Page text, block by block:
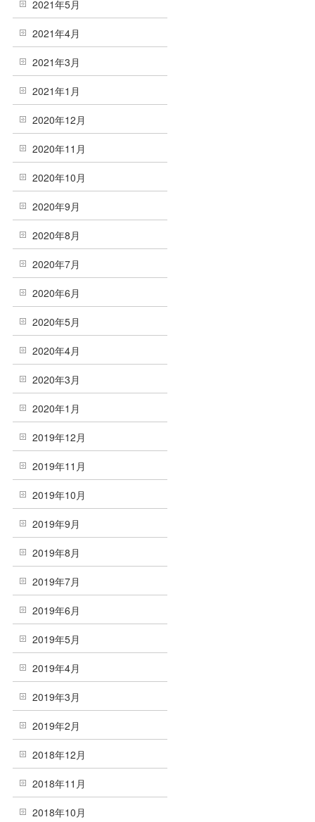
2021年5月
2021年4月
2021年3月
2021年1月
2020年12月
2020年11月
2020年10月
2020年9月
2020年8月
2020年7月
2020年6月
2020年5月
2020年4月
2020年3月
2020年1月
2019年12月
2019年11月
2019年10月
2019年9月
2019年8月
2019年7月
2019年6月
2019年5月
2019年4月
2019年3月
2019年2月
2018年12月
2018年11月
2018年10月